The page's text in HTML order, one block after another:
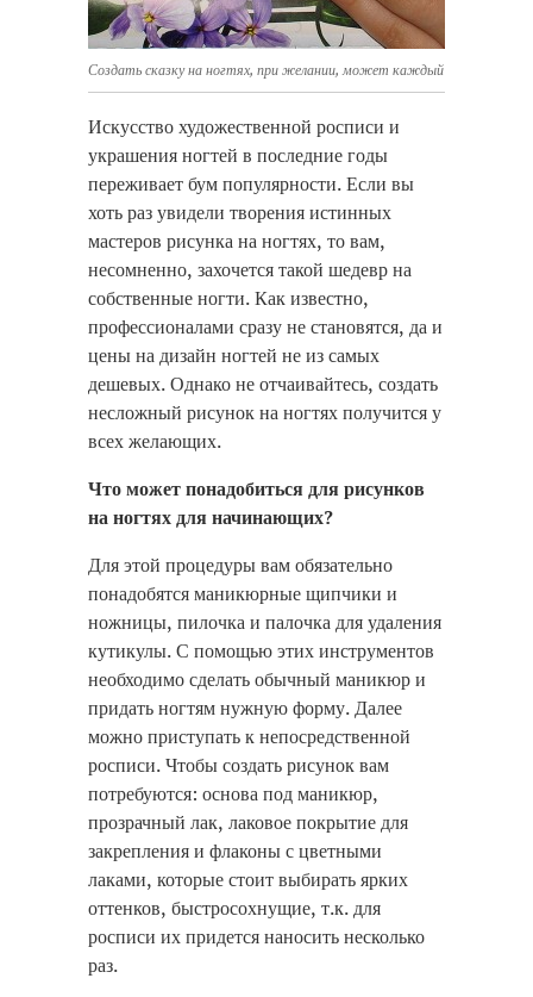
Создать сказку на ногтях, при желании, может каждый
Искусство художественной росписи и
украшения ногтей в последние годы
переживает бум популярности. Если вы
хоть раз увидели творения истинных
мастеров рисунка на ногтях, то вам,
несомненно, захочется такой шедевр на
собственные ногти. Как известно,
профессионалами сразу не становятся, да и
цены на дизайн ногтей не из самых
дешевых. Однако не отчаивайтесь, создать
несложный рисунок на ногтях получится у
всех желающих.
Что может понадобиться для рисунков
на ногтях для начинающих?
Для этой процедуры вам обязательно
понадобятся маникюрные щипчики и
ножницы, пилочка и палочка для удаления
кутикулы. С помощью этих инструментов
необходимо сделать обычный маникюр и
придать ногтям нужную форму. Далее
можно приступать к непосредственной
росписи. Чтобы создать рисунок вам
потребуются: основа под маникюр,
прозрачный лак, лаковое покрытие для
закрепления и флаконы с цветными
лаками, которые стоит выбирать ярких
оттенков, быстросохнущие, т.к. для
росписи их придется наносить несколько
раз.